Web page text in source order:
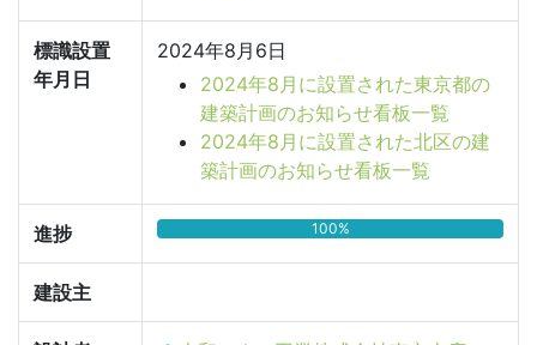
標識設置
年月日
2024年8月6日
2024年8月に設置された東京都の
建築計画のお知らせ看板一覧
2024年8月に設置された北区の建
築計画のお知らせ看板一覧
進捗 100%
建設主